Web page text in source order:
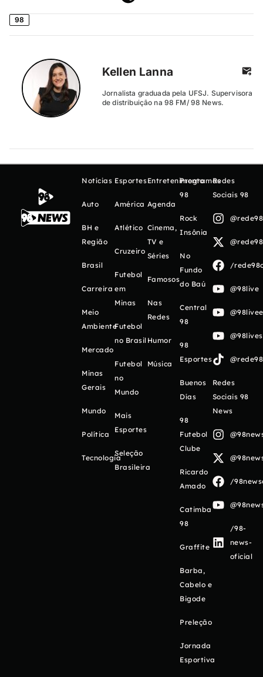
98
Kellen Lanna
Jornalista graduada pela UFSJ. Supervisora
de distribuição na 98 FM/ 98 News.
Notícias
Auto
BH e
Região
Brasil
Carreira
Meio
Ambiente
Mercado
Minas
Gerais
Mundo
Política
Tecnologia
Esportes
América
Atlético
Cruzeiro
Futebol
em
Minas
Futebol
no Brasil
Futebol
no
Mundo
Mais
Esportes
Seleção
Brasileira
Entretenimento
Agenda
Cinema,
TV e
Séries
Famosos
Nas
Redes
Humor
Música
Programas
98
Rock
Insônia
No
Fundo
do Baú
Central
98
98
Esportes
Buenos
Días
98
Futebol
Clube
Ricardo
Amado
Catimba
98
Graffite
Barba,
Cabelo e
Bigode
Preleção
Jornada
Esportiva
Redes
Sociais 98
/
@98live
Redes
Sociais 98
News
/
/98-
news-
oficial